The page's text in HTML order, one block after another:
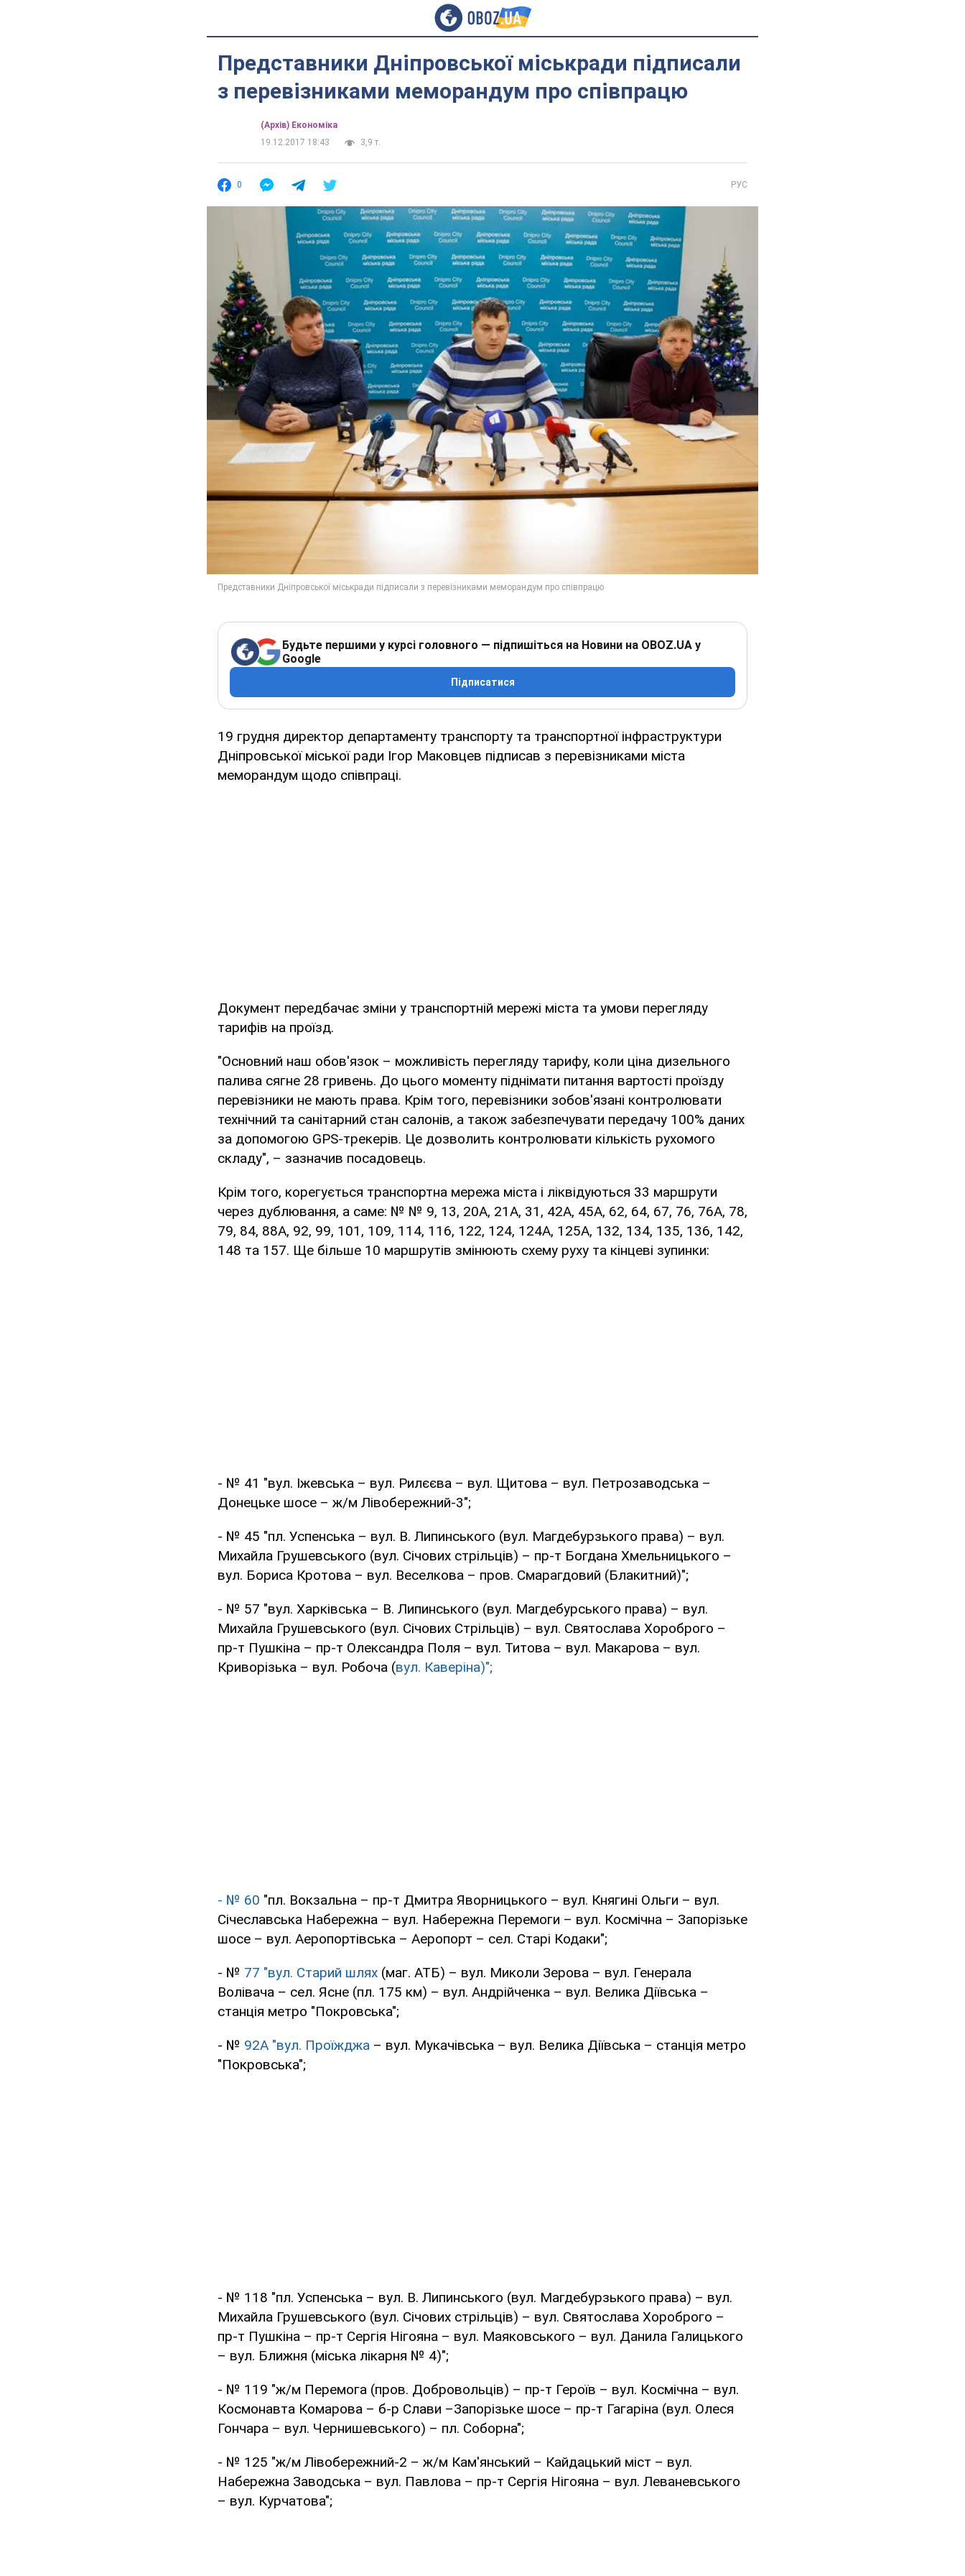
Представники Дніпровської міськради підписали
з перевізниками меморандум про співпрацю
(Архів) Економіка
19.12.2017 18:43
3,9 т.
0 РУС
Будьте першими у курсі головного — підпишіться на Новини на OBOZ.UA у
Google
Підписатися
19 грудня директор департаменту транспорту та транспортної інфраструктури
Дніпровської міської ради Ігор Маковцев підписав з перевізниками міста
меморандум щодо співпраці.
Документ передбачає зміни у транспортній мережі міста та умови перегляду
тарифів на проїзд.
"Основний наш обов'язок – можливість перегляду тарифу, коли ціна дизельного
палива сягне 28 гривень. До цього моменту піднімати питання вартості проїзду
перевізники не мають права. Крім того, перевізники зобов'язані контролювати
технічний та санітарний стан салонів, а також забезпечувати передачу 100% даних
за допомогою GPS-трекерів. Це дозволить контролювати кількість рухомого
складу", – зазначив посадовець.
Крім того, корегується транспортна мережа міста і ліквідуються 33 маршрути
через дублювання, а саме: № № 9, 13, 20А, 21А, 31, 42А, 45А, 62, 64, 67, 76, 76А, 78,
79, 84, 88А, 92, 99, 101, 109, 114, 116, 122, 124, 124А, 125А, 132, 134, 135, 136, 142,
148 та 157. Ще більше 10 маршрутів змінюють схему руху та кінцеві зупинки:
- № 41 "вул. Іжевська – вул. Рилєєва – вул. Щитова – вул. Петрозаводська –
Донецьке шосе – ж/м Лівобережний-3";
- № 45 "пл. Успенська – вул. В. Липинського (вул. Магдебурзького права) – вул.
Михайла Грушевського (вул. Січових стрільців) – пр-т Богдана Хмельницького –
вул. Бориса Кротова – вул. Веселкова – пров. Смарагдовий (Блакитний)";
- № 57 "вул. Харківська – В. Липинського (вул. Магдебурського права) – вул.
Михайла Грушевського (вул. Січових Стрільців) – вул. Святослава Хороброго –
пр-т Пушкіна – пр-т Олександра Поля – вул. Титова – вул. Макарова – вул.
Криворізька – вул. Робоча (вул. Каверіна)";
- № 60 "пл. Вокзальна – пр-т Дмитра Яворницького – вул. Княгині Ольги – вул.
Січеславська Набережна – вул. Набережна Перемоги – вул. Космічна – Запорізьке
шосе – вул. Аеропортівська – Аеропорт – сел. Старі Кодаки";
- № 77 "вул. Старий шлях (маг. АТБ) – вул. Миколи Зерова – вул. Генерала
Волівача – сел. Ясне (пл. 175 км) – вул. Андрійченка – вул. Велика Діївська –
станція метро "Покровська";
- № 92А "вул. Проїжджа – вул. Мукачівська – вул. Велика Діївська – станція метро
"Покровська";
- № 118 "пл. Успенська – вул. В. Липинського (вул. Магдебурзького права) – вул.
Михайла Грушевського (вул. Січових стрільців) – вул. Святослава Хороброго –
пр-т Пушкіна – пр-т Сергія Нігояна – вул. Маяковського – вул. Данила Галицького
– вул. Ближня (міська лікарня № 4)";
- № 119 "ж/м Перемога (пров. Добровольців) – пр-т Героїв – вул. Космічна – вул.
Космонавта Комарова – б-р Слави –Запорізьке шосе – пр-т Гагаріна (вул. Олеся
Гончара – вул. Чернишевського) – пл. Соборна";
- № 125 "ж/м Лівобережний-2 – ж/м Кам'янський – Кайдацький міст – вул.
Набережна Заводська – вул. Павлова – пр-т Сергія Нігояна – вул. Леваневського
– вул. Курчатова";